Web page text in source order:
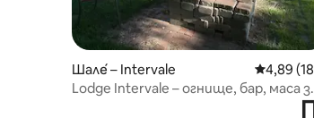
Шале́ – Intervale Средна
4,89
Lodge Intervale – огнище, бар, маса